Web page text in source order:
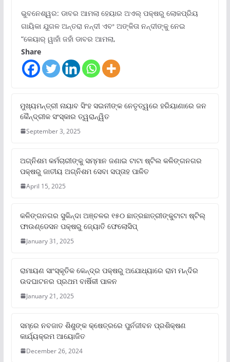
ଭୁବନେଶ୍ୱର: ଡାବର ଆମଲା ହେୟାର ଅଏଲ୍ ପକ୍ଷରୁ ଲୋକପ୍ରିୟ
ଗାୟିକା ଯୁଗଳ ଅନ୍ତରା ନନ୍ଦୀ ଏବଂ ଅଙ୍କିତା ନନ୍ଦୀଙ୍କୁ ନେଇ
“କେୟାର୍ ୱାହାଁ ଜହାଁ ଡାବର ଆମଲା,
Share
ମୁଖ୍ୟମନ୍ତ୍ରୀ ନାୟାବ ସିଂହ ସଇନୀଙ୍କ ନେତୃତ୍ୱରେ ହରିୟାଣାରେ ଜନ
କୈନ୍ଦ୍ରୀକ ସଂସ୍କାର ତ୍ୱରାନ୍ୱିତ
September 3, 2025
ଅଗ୍ନିଶମ କର୍ମଚାରୀଙ୍କୁ ସମ୍ମାନ ଜଣାଇ ଟାଟା ଷ୍ଟିଲ କଳିଙ୍ଗନଗର
ପକ୍ଷରୁ ଜାତୀୟ ଅଗ୍ନିଶମ ସେବା ସପ୍ତାହ ପାଳିତ
April 15, 2025
କଳିଙ୍ଗନଗର ସୁକିନ୍ଦା ଅଞ୍ଚଳର ୧୫୦ ଛାତ୍ରଛାତ୍ରୀଙ୍କୁଟାଟା ଷ୍ଟିଲ୍
ଫାଉଣ୍ଡେସନ ପକ୍ଷରୁ ଜ୍ୟୋତି ଫେଲୋସିପ୍‌
January 31, 2025
ରାମାୟଣ ସାଂସ୍କୃତିକ କେନ୍ଦ୍ର ପକ୍ଷରୁ ଅଯୋଧ୍ୟାରେ ରାମ ମନ୍ଦିର
ଉଦଘାଟନର ପ୍ରଥମ ବାର୍ଷିକୀ ପାଳନ
January 21, 2025
ସମ୍‌ରେ ନବଜାତ ଶିଶୁଙ୍କ କ୍ଷେତ୍ରରେ ପୁର୍ନଜୀବନ ପ୍ରଶିକ୍ଷଣ
କାର୍ଯ୍ୟକ୍ରମ ଆୟୋଜିତ
December 26, 2024